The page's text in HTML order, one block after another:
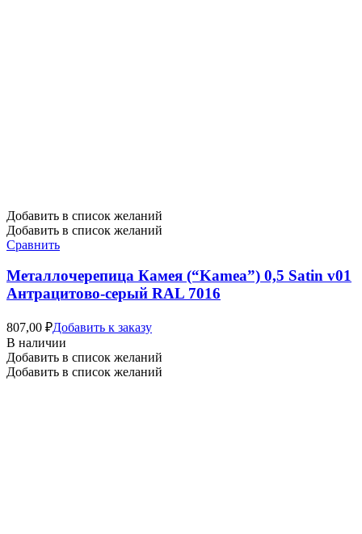
Добавить в список желаний
Добавить в список желаний
Сравнить
Металлочерепица Камея (“Kamea”) 0,5 Satin v01
Антрацитово-серый RAL 7016
807,00 ₽Добавить к заказу
В наличии
Добавить в список желаний
Добавить в список желаний